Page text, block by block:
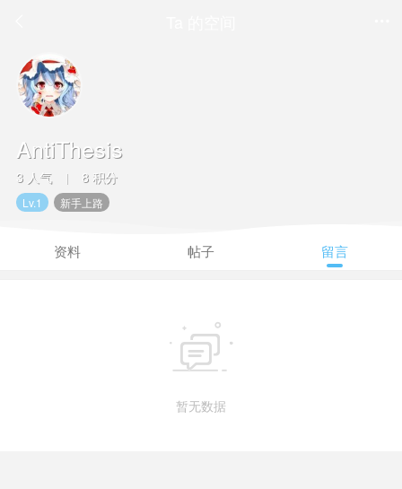
AntiThesis
3 人气 | 8 积分
Lv.1 新手上路
资料 帖子 留言

暂无数据